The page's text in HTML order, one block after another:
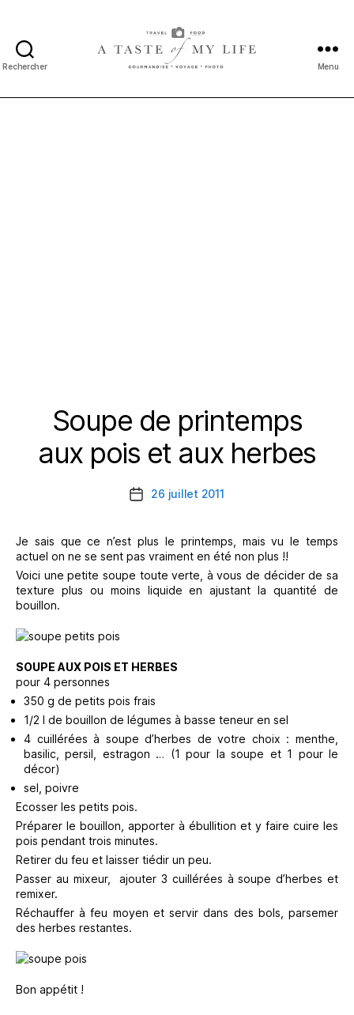
Rechercher
taste
Menu
Catégories
Soupe de printemps
aux pois et aux herbes
Date26 juillet 2011
Je sais que ce n’est plus le printemps, mais vu le temps
actuel on ne se sent pas vraiment en été non plus !!
Voici une petite soupe toute verte, à vous de décider de sa
texture plus ou moins liquide en ajustant la quantité de
bouillon.
SOUPE AUX POIS ET HERBES
pour 4 personnes
350 g de petits pois frais
1/2 l de bouillon de légumes à basse teneur en sel
4 cuillérées à soupe d’herbes de votre choix : menthe,
basilic, persil, estragon … (1 pour la soupe et 1 pour le
décor)
sel, poivre
Ecosser les petits pois.
Préparer le bouillon, apporter à ébullition et y faire cuire les
pois pendant trois minutes.
Retirer du feu et laisser tiédir un peu.
Passer au mixeur, ajouter 3 cuillérées à soupe d’herbes et
remixer.
Réchauffer à feu moyen et servir dans des bols, parsemer
des herbes restantes.
Bon appétit !